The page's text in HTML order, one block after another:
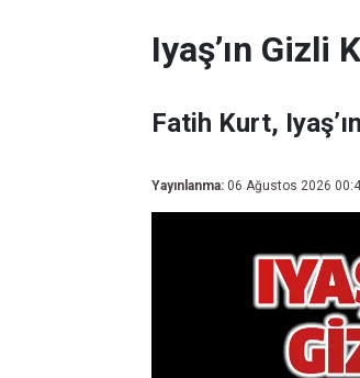
Iyaş’ın Gizli
Fatih Kurt,
Yayınlanma: 06 Ağustos 2026